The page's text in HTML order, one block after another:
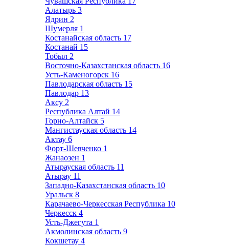
Алатырь 3
Ядрин 2
Шумерля 1
Костанайская область 17
Костанай 15
Тобыл 2
Восточно-Казахстанская область 16
Усть-Каменогорск 16
Павлодарская область 15
Павлодар 13
Аксу 2
Республика Алтай 14
Горно-Алтайск 5
Мангистауская область 14
Актау 6
Форт-Шевченко 1
Жанаозен 1
Атырауская область 11
Атырау 11
Западно-Казахстанская область 10
Уральск 8
Карачаево-Черкесская Республика 10
Черкесск 4
Усть-Джегута 1
Акмолинская область 9
Кокшетау 4